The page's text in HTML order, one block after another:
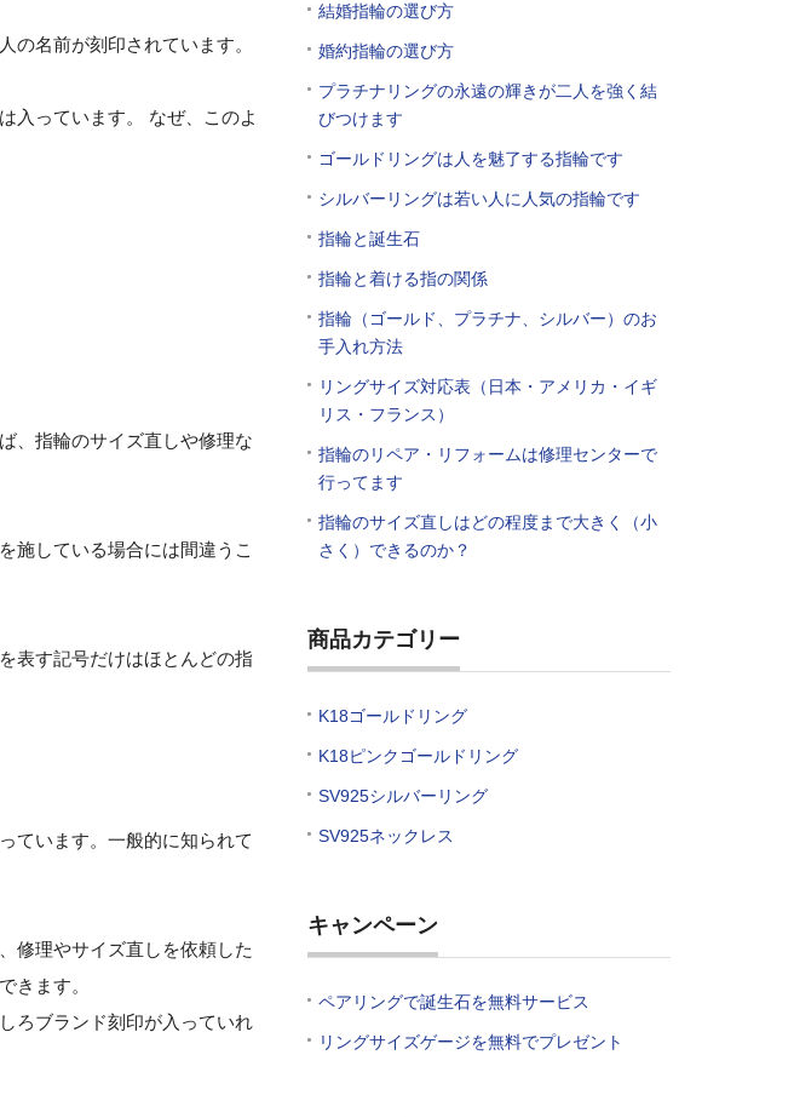
の名前が刻印されています。
入っています。 なぜ、このよ
、指輪のサイズ直しや修理な
施している場合には間違うこ
表す記号だけはほとんどの指
ています。一般的に知られて
修理やサイズ直しを依頼した
きます。
ろブランド刻印が入っていれ
結婚指輪の選び方
婚約指輪の選び方
プラチナリングの永遠の輝きが二人を強く結
びつけます
ゴールドリングは人を魅了する指輪です
シルバーリングは若い人に人気の指輪です
指輪と誕生石
指輪と着ける指の関係
指輪（ゴールド、プラチナ、シルバー）のお
手入れ方法
リングサイズ対応表（日本・アメリカ・イギ
リス・フランス）
指輪のリペア・リフォームは修理センターで
行ってます
指輪のサイズ直しはどの程度まで大きく（小
さく）できるのか？
商品カテゴリー
K18ゴールドリング
K18ピンクゴールドリング
SV925シルバーリング
SV925ネックレス
キャンペーン
ペアリングで誕生石を無料サービス
リングサイズゲージを無料でプレゼント